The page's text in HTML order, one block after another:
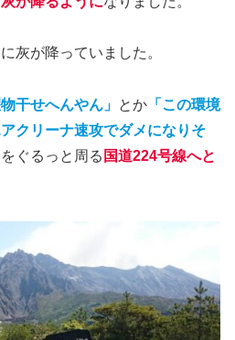
灰が降っていました。
干せへんやん」 とか 「この環境
クリーナ速攻でダメになりそ
ぐるっと周る 国道224号線へと